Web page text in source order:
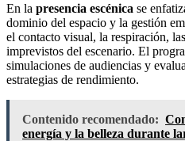
En la presencia escénica se
dominio del espacio y la gestión
el contacto visual, la respiración,
imprevistos del escenario. El
simulaciones de audiencias y
estrategias de rendimiento.
Contenido recomendado:
energía y la belleza durante